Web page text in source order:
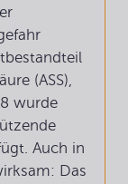
(ASS),
wurde
Auch in
Das